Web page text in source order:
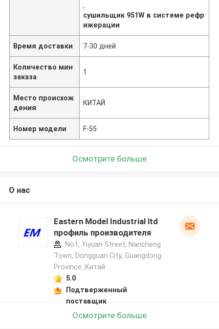
,
сушильщик 951W в системе рефр
ижерации
Время доставки 7-30 дней
Количество мин
заказа
1
Место происхож
дения
КИТАЙ
Номер модели F-55
Осмотрите больше
О нас
Eastern Model Industrial ltd
профиль производителя
No1, Yiyuan Street, Nancheng
Town, Dongguan City, Guangdong
Province ,Китай
5.0
Подтверженный
поставщик
Осмотрите больше